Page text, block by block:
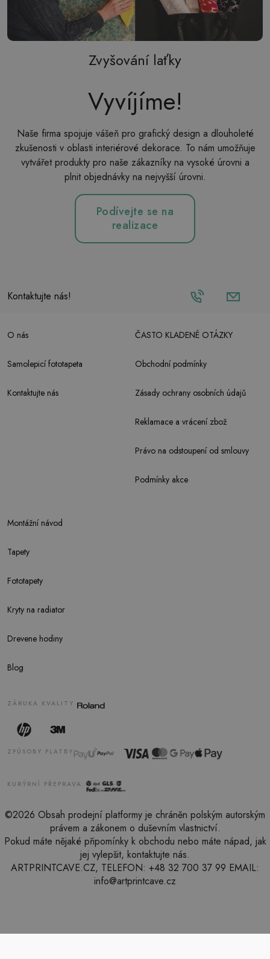
Zvyšování laťky
Vyvíjíme!
Naše firma spojuje vášeň pro grafický design a dlouholeté
zkušenosti v oblasti interiérové dekorace. To nám umožňuje
vytvářet produkty pro naše zákazníky na vysoké úrovni a
plnit objednávky na nejvyšší úrovni.
Podívejte se na
realizace
Kontaktujte nás!
O nás
Samolepicí fototapeta
Kontaktujte nás
Montážní návod
Tapety
Fototapety
Kryty na radiator
Drevene hodiny
Blog
ČASTO KLADENÉ OTÁZKY
Obchodní podmínky
Zásady ochrany osobních údajů
Reklamace a vrácení zbož
Právo na odstoupení od smlouvy
Podmínky akce
ZÁRUKA KVALITY
KURÝRNÍ PŘEPRAVA
ZPŮSOBY PLATBY
©2026 Obsah prodejní platformy je chráněn polským autorským
právem a zákonem o duševním vlastnictví.
Pokud máte nějaké připomínky k obchodu nebo máte nápad, jak
jej vylepšit, kontaktujte nás.
ARTPRINTCAVE.CZ, TELEFON: +48 32 700 37 99 EMAIL:
info@artprintcave.cz